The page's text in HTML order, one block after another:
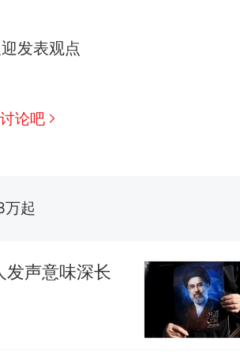
发表观点
论吧
达15级 最新研判
方通报
师一句“跟我回家”改写了人生
声意味深长